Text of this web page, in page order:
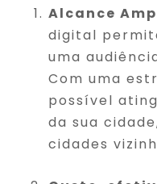
Alcance
digital
uma
Com uma
possível
da sua
cidades